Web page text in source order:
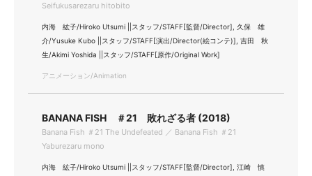
Seifukusarezaru hitobito
内海 紘子/Hiroko Utsumi ||スタッフ/STAFF[監督/Director], 久保 雄
介/Yusuke Kubo ||スタッフ/STAFF[演出/Director(絵コンテ)], 吉田 秋
生/Akimi Yoshida ||スタッフ/STAFF[原作/Original Work]
アニメーション/Animation
BANANA FISH ＃21 敗れざる者 (2018)
Banana Fish ＃21 The Undefeated ／ Banana Fish ＃21
Yaburezaru mono
内海 紘子/Hiroko Utsumi ||スタッフ/STAFF[監督/Director], 江崎 慎